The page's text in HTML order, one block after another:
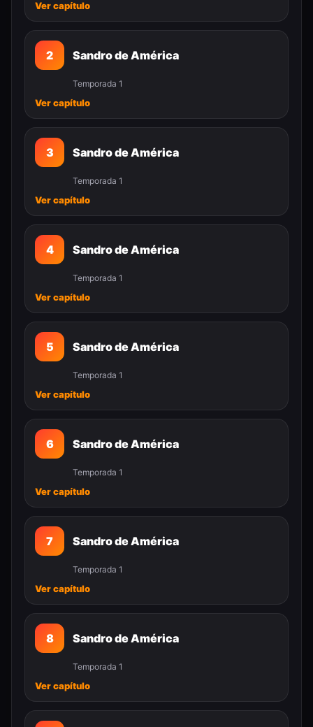
Ver capítulo
2 Sandro de América
Temporada 1
Ver capítulo
3 Sandro de América
Temporada 1
Ver capítulo
4 Sandro de América
Temporada 1
Ver capítulo
5 Sandro de América
Temporada 1
Ver capítulo
6 Sandro de América
Temporada 1
Ver capítulo
7 Sandro de América
Temporada 1
Ver capítulo
8 Sandro de América
Temporada 1
Ver capítulo